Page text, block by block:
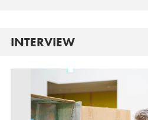
INTERVIEW